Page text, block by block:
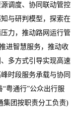
调度、协同联动管控
与研判模型，探索在
力，推动路网运行管
进智慧服务，推动收
多方式引导实现高速
时段服务承载与协同
粤通行”公众出行服
集团按职责分工负责)